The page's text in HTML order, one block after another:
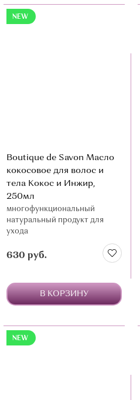
NEW
Boutique de Savon Масло
кокосовое для волос и
тела Кокос и Инжир,
250мл
многофункциональный
натуральный продукт для
ухода
630 руб.
В КОРЗИНУ
NEW